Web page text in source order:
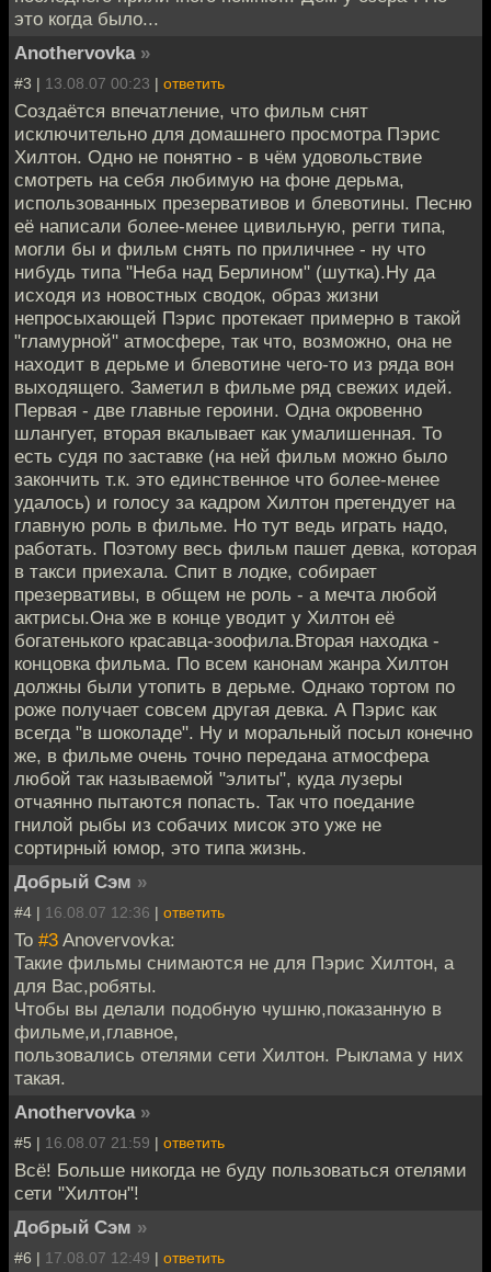
это когда было...
Anothervovka »
#3 | 13.08.07 00:23 | ответить
Создаётся впечатление, что фильм снят
исключительно для домашнего просмотра Пэрис
Хилтон. Одно не понятно - в чём удовольствие
смотреть на себя любимую на фоне дерьма,
использованных презервативов и блевотины. Песню
её написали более-менее цивильную, регги типа,
могли бы и фильм снять по приличнее - ну что
нибудь типа "Неба над Берлином" (шутка).Ну да
исходя из новостных сводок, образ жизни
непросыхающей Пэрис протекает примерно в такой
"гламурной" атмосфере, так что, возможно, она не
находит в дерьме и блевотине чего-то из ряда вон
выходящего. Заметил в фильме ряд свежих идей.
Первая - две главные героини. Одна окровенно
шлангует, вторая вкалывает как умалишенная. То
есть судя по заставке (на ней фильм можно было
закончить т.к. это единственное что более-менее
удалось) и голосу за кадром Хилтон претендует на
главную роль в фильме. Но тут ведь играть надо,
работать. Поэтому весь фильм пашет девка, которая
в такси приехала. Спит в лодке, собирает
презервативы, в общем не роль - а мечта любой
актрисы.Она же в конце уводит у Хилтон её
богатенького красавца-зоофила.Вторая находка -
концовка фильма. По всем канонам жанра Хилтон
должны были утопить в дерьме. Однако тортом по
роже получает совсем другая девка. А Пэрис как
всегда "в шоколаде". Ну и моральный посыл конечно
же, в фильме очень точно передана атмосфера
любой так называемой "элиты", куда лузеры
отчаянно пытаются попасть. Так что поедание
гнилой рыбы из собачих мисок это уже не
сортирный юмор, это типа жизнь.
Добрый Сэм »
#4 | 16.08.07 12:36 | ответить
To #3 Anovervovka:
Такие фильмы снимаются не для Пэрис Хилтон, а
для Вас,робяты.
Чтобы вы делали подобную чушню,показанную в
фильме,и,главное,
пользовались отелями сети Хилтон. Рыклама у них
такая.
Anothervovka »
#5 | 16.08.07 21:59 | ответить
Всё! Больше никогда не буду пользоваться отелями
сети "Хилтон"!
Добрый Сэм »
#6 | 17.08.07 12:49 | ответить